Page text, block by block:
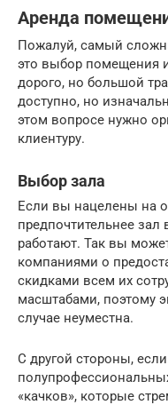
Аренда
Пожалуй, самый
это выбор помещения
дорого, но большой
доступно, но
этом вопросе нужно
клиентуру.
Выбор зала
Если вы нацелены на
предпочтительнее зал
работают. Так вы
компаниями о
скидками всем их
масштабами, поэтому
случае неуместна.
С другой стороны,
«качков», которые